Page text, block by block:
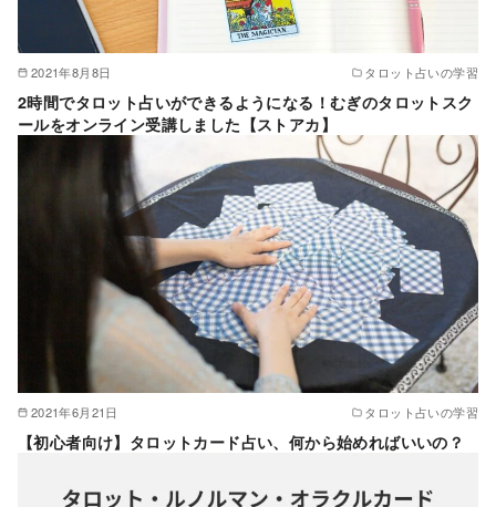
2021年8月8日 タロット占いの学習
2時間でタロット占いができるようになる！むぎのタロットスク
ールをオンライン受講しました【ストアカ】
2021年6月21日 タロット占いの学習
【初心者向け】タロットカード占い、何から始めればいいの？